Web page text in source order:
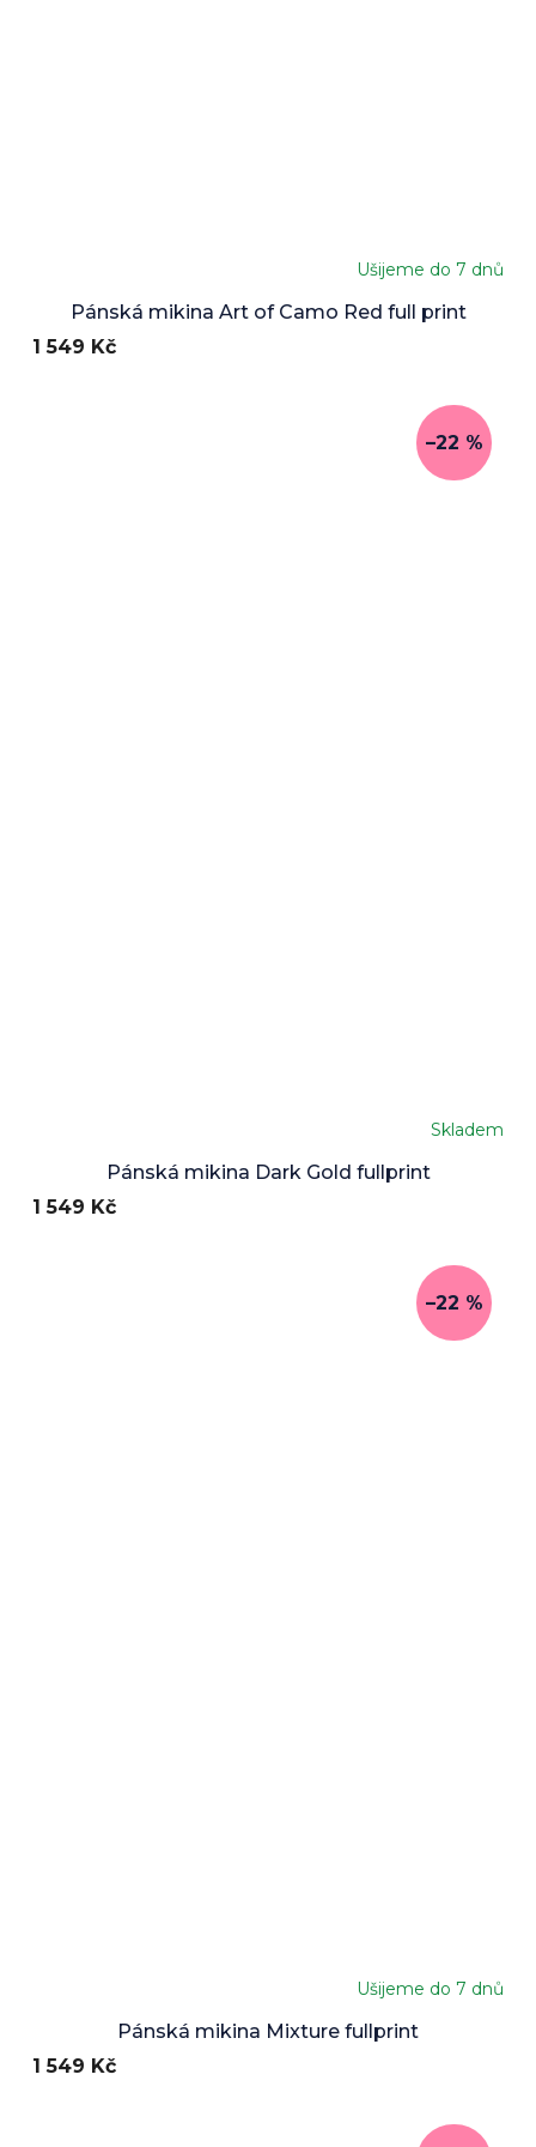
Pánská mikina Art of Camo Red full print
Ušijeme do 7 dnů
1 549 Kč
–22 %
Pánská mikina Dark Gold fullprint
Skladem
1 549 Kč
–22 %
Pánská mikina Mixture fullprint
je
Ušijeme do 7 dnů
1 549 Kč